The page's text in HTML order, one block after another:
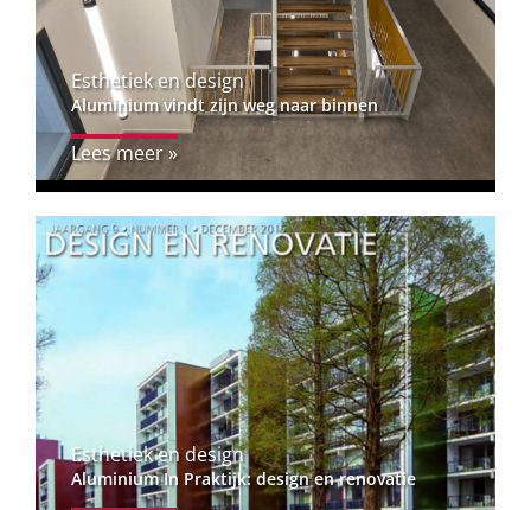
Esthetiek en design
Aluminium vindt zijn weg naar binnen
Lees meer »
Esthetiek en design
Aluminium In Praktijk: design en renovatie